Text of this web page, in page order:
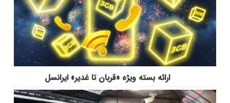
ارائه بسته ویژه «قربان تا غدیر» ایرانسل